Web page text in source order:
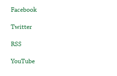
Facebook
Twitter
RSS
YouTube